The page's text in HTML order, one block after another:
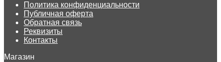
Политика конфиденциальности
Публичная оферта
Обратная связь
Реквизиты
Контакты
Магазин